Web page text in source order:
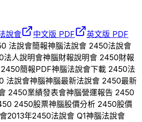
說會 中文版 PDF
英文版 PDF
法說會簡報神腦法說會 2450法說會
法人說明會神腦財報說明會 2450財報
2450簡報PDF神腦法說會下載 2450法
法說會神腦神腦最新法說會 2450最新
2450業績發表會神腦營運報告 2450
2450股票神腦股價分析 2450股價
2013年2450法說會 Q1神腦法說會